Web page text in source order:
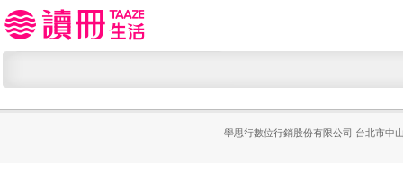
學思行數位行銷股份有限公司 台北市中